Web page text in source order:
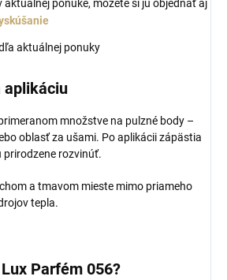
aktuálnej ponuke, môžete si ju objednať aj
aktuálnej ponuky
aplikáciu
množstve na pulzné body –
oblasť za ušami. Po aplikácii zápästia
prirodzene rozvinúť.
a tmavom mieste mimo priameho
tepla.
Parfém 056?